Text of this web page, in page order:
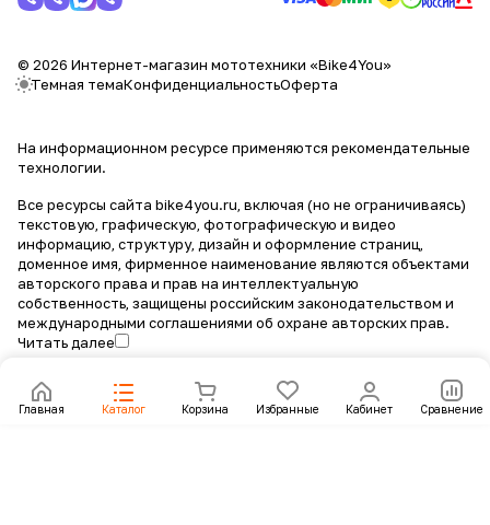
Главная Каталог Корзина Избранные Кабинет Сравнение
© 2026 Интернет-магазин мототехники «Bike4You»
Темная темаКонфиденциальностьОферта
На информационном ресурсе применяются рекомендательные
технологии.
Все ресурсы сайта bike4you.ru, включая (но не ограничиваясь)
текстовую, графическую, фотографическую и видео
информацию, структуру, дизайн и оформление страниц,
доменное имя, фирменное наименование являются объектами
авторского права и прав на интеллектуальную
собственность, защищены российским законодательством и
международными соглашениями об охране авторских прав.
Читать далее